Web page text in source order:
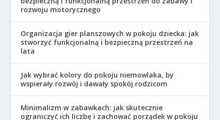
rozwoju motorycznego
Organizacja gier planszowych w pokoju dziecka: jak
stworzyć funkcjonalną i bezpieczną przestrzeń na
lata
Jak wybrać kolory do pokoju niemowlaka, by
wspierały rozwój i dawały spokój rodzicom
Minimalizm w zabawkach: jak skutecznie
ograniczyć ich liczbę i zachować porządek w pokoju